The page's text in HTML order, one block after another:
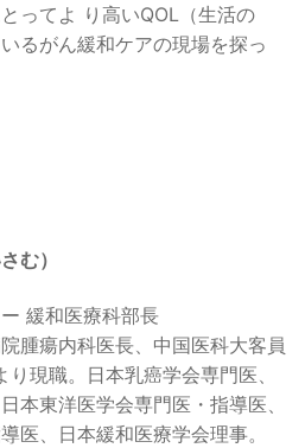
ってよ り高いQOL（生活の
るがん緩和ケアの現場を探っ
む）
緩和医療科部長
腫瘍内科医長、中国医科大客員
現職。日本乳癌学会専門医、
本東洋医学会専門医・指導医、
医、日本緩和医療学会理事。